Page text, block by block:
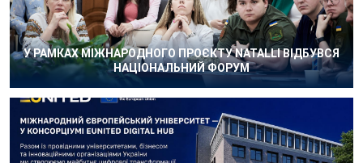
У РАМКАХ МІЖНАРОДНОГО ПРОЄКТУ NATALLI ВІДБУВСЯ
НАЦІОНАЛЬНИЙ ФОРУМ